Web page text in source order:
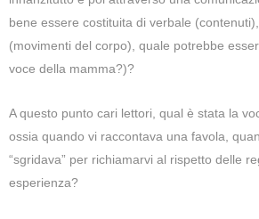
bene essere costituita di verbale
(movimenti del corpo), quale potrebbe
voce della mamma?)?
A questo punto cari lettori, qual è stata la
ossia quando vi raccontava una favola,
“sgridava” per richiamarvi al rispetto delle
esperienza?